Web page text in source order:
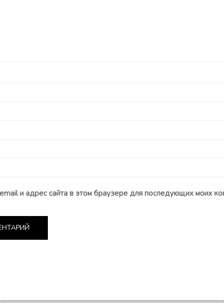
и адрес сайта в этом браузере для последующих моих